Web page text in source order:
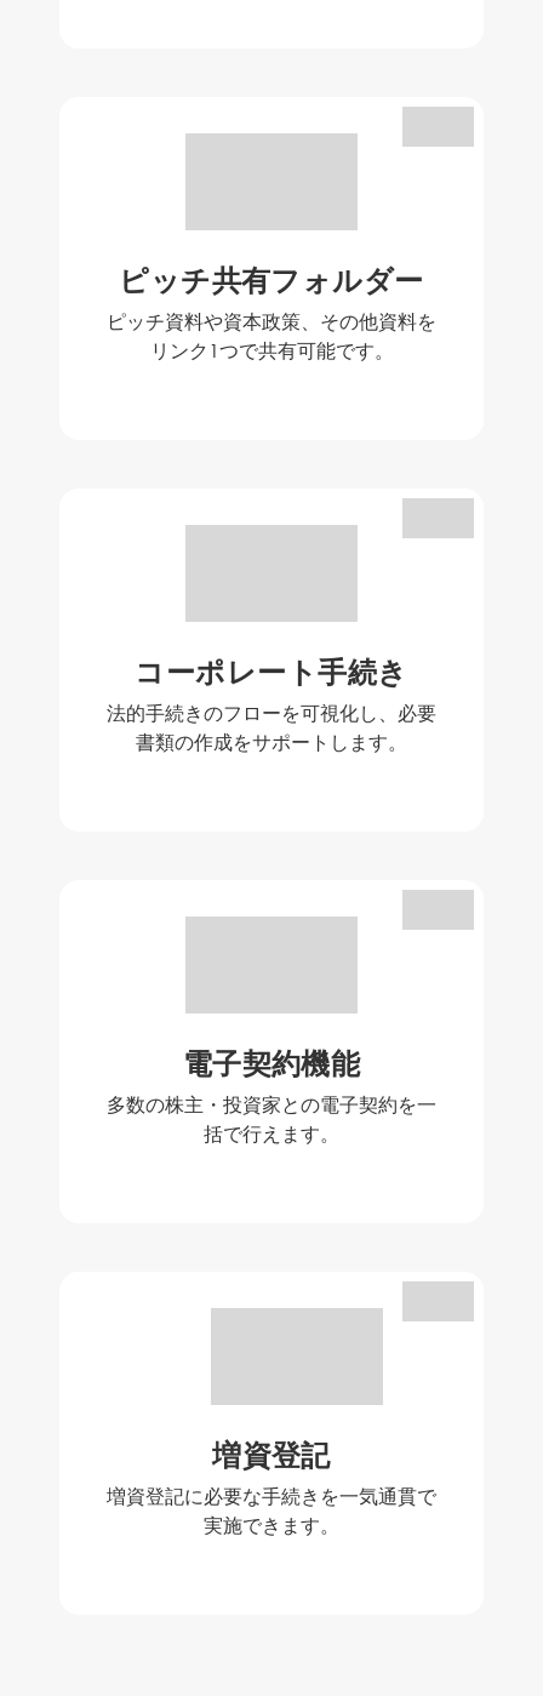
ピッチ共有フォルダー
ピッチ資料や資本政策、その他資料を
リンク1つで共有可能です。
コーポレート手続き
法的手続きのフローを可視化し、必要
書類の作成をサポートします。
電子契約機能
多数の株主・投資家との電子契約を一
括で行えます。
増資登記
増資登記に必要な手続きを一気通貫で
実施できます。